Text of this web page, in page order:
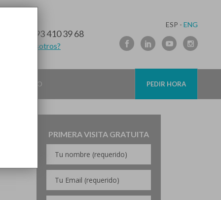
93 410 39 68
nosotros?
ESP - ENG
CONTACTO PEDIR HORA
10 DE 15)
PRIMERA VISITA GRATUITA